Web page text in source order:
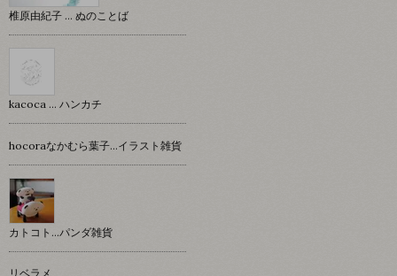
椎原由紀子 ... ぬのことば
kacoca ... ハンカチ
hocoraなかむら葉子…イラスト雑貨
カトコト…パンダ雑貨
リベラメ